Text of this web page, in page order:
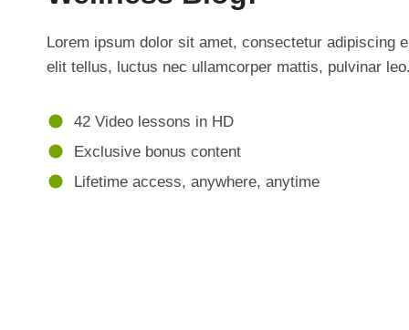
Lorem ipsum dolor sit amet, consectetur adipiscing
elit tellus, luctus nec ullamcorper mattis, pulvinar
42 Video lessons in HD
Exclusive bonus content
Lifetime access, anywhere, anytime